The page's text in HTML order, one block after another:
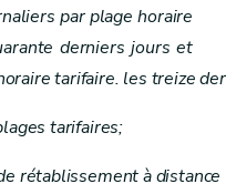
par plage horaire
derniers jours et
tarifaire. les treize
tarifaires;
rétablissement à distance